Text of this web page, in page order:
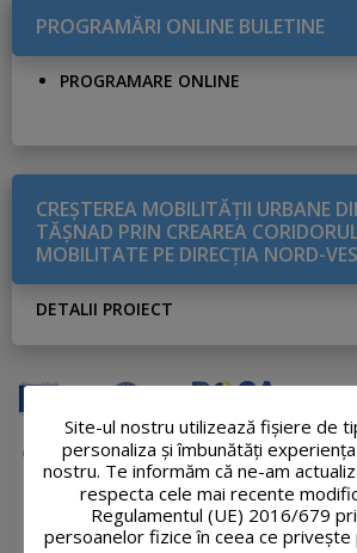
PROGRAMĂRI ONLINE BULETINE
PROGRAMARE ONLINE
CREŞTEREA MOBILITĂŢII URBANE
TĂŞNAD PRIN CREAREA
MOBILITATE PE DIRECŢIA NORD-
DETALII PROIECT
Site-ul nostru utilizează fişiere de
personaliza și îmbunătăți
nostru. Te informăm că ne-am
respecta cele mai recente
Regulamentul (UE) 2016/679
persoanelor fizice în ceea ce